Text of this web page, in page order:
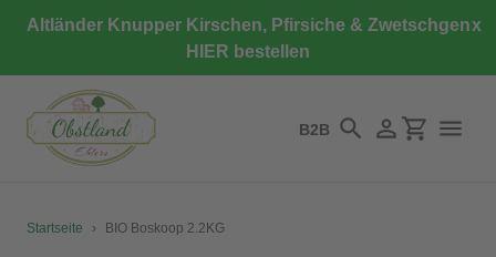
zumAltländer Knupper Kirschen, Pfirsiche & Zwetschgen
HIER bestellen
x
B2B SuchenEinloggen
Startseite › BIO Boskoop 2.2KG